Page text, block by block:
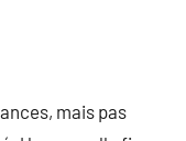
mais pas